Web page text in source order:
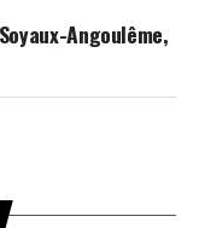
Angoulême,